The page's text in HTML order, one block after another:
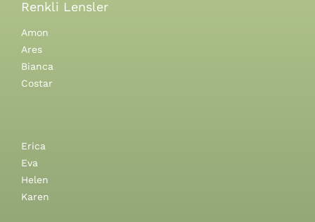
Renkli Lensler
Amon
Ares
Bianca
Costar
Erica
Eva
Helen
Karen